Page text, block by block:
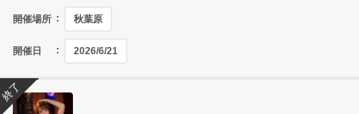
開催場所 秋葉原
開催日 2026/6/21
終了